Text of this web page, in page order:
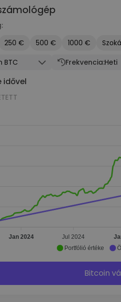
250 € 500 € 1000 €
BTC Frekvencia:Heti
idővel
Jan 2024 Jul 2024
Portfólió értéke
Bitcoin